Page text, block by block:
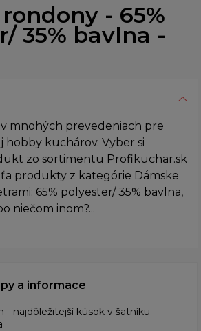
- 65%
35% bavlna -
mnohých prevedeniach pre
hobby kuchárov. Vyber si
zo sortimentu Profikuchar.sk
produkty z kategórie Dámske
65% polyester/ 35% bavlna,
niečom inom?...
a informace
- najdôležitejší kúsok v šatníku